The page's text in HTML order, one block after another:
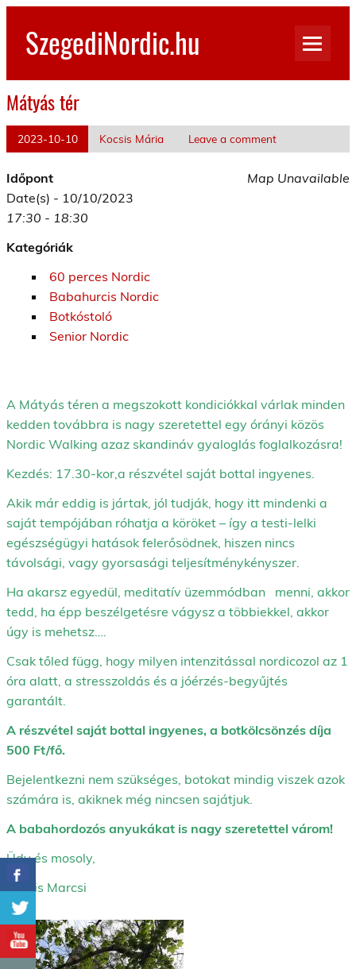
Skip
contentSzegediNordic.hu
Mátyás tér
2023-10-10 Kocsis Mária Leave a comment
Map Unavailable
Időpont
Date(s) - 10/10/2023
17:30 - 18:30
Kategóriák
60 perces Nordic
Babahurcis Nordic
Botkóstoló
Senior Nordic
A Mátyás téren a megszokott kondiciókkal várlak minden
kedden továbbra is nagy szeretettel egy órányi közös
Nordic Walking azaz skandináv gyaloglás foglalkozásra!
Kezdés: 17.30-kor,a részvétel saját bottal ingyenes.
Akik már eddig is jártak, jól tudják, hogy itt mindenki a
saját tempójában róhatja a köröket – így a testi-lelki
egészségügyi hatások felerősödnek, hiszen nincs
távolsági, vagy gyorsasági teljesítménykényszer.
Ha akarsz egyedül, meditatív üzemmódban menni, akkor
tedd, ha épp beszélgetésre vágysz a többiekkel, akkor
úgy is mehetsz….
Csak tőled függ, hogy milyen intenzitással nordicozol az 1
óra alatt, a stresszoldás és a jóérzés-begyűjtés
garantált.
A részvétel saját bottal ingyenes, a botkölcsönzés díja
500 Ft/fő.
Bejelentkezni nem szükséges, botokat mindig viszek azok
számára is, akiknek még nincsen sajátjuk.
A babahordozós anyukákat is nagy szeretettel várom!
Üdv és mosoly,
Kocsis Marcsi